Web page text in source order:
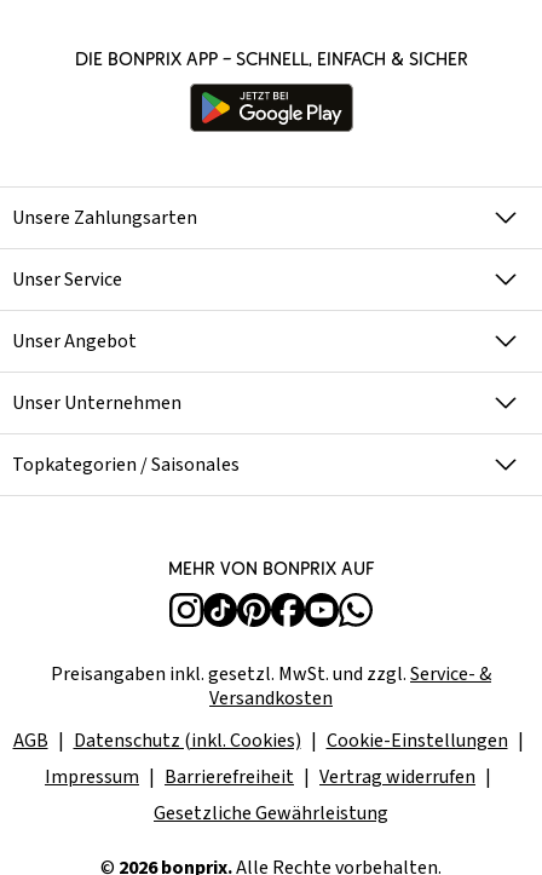
Die bonprix App – schnell, einfach & sicher
Unsere Zahlungsarten
Unser Service
Unser Angebot
Unser Unternehmen
Topkategorien / Saisonales
Mehr von bonprix auf
Preisangaben inkl. gesetzl. MwSt. und zzgl.Service- &
Versandkosten
AGB
Datenschutz (inkl. Cookies)
Cookie-Einstellungen
Impressum
Barrierefreiheit
Vertrag widerrufen
Gesetzliche Gewährleistung
© 2026 bonprix.Alle Rechte vorbehalten.